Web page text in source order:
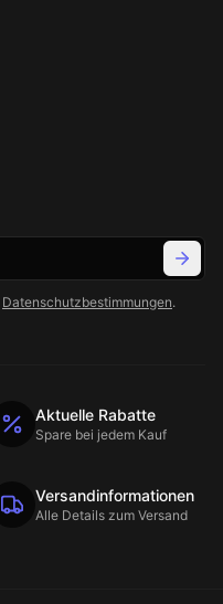
Datenschutzbestimmungen.
Aktuelle Rabatte
Spare bei jedem Kauf
Versandinformationen
Alle Details zum Versand